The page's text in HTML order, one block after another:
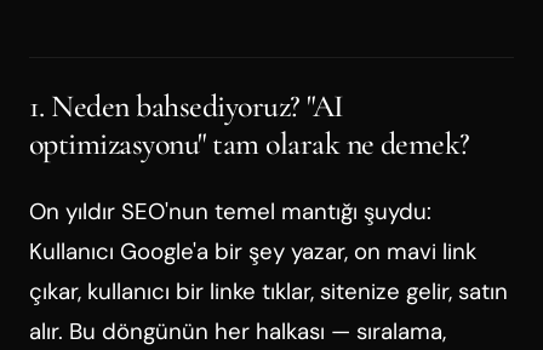
1. Neden bahsediyoruz? "AI
optimizasyonu" tam olarak ne demek?
On yıldır SEO'nun temel mantığı şuydu:
Kullanıcı Google'a bir şey yazar, on mavi link
çıkar, kullanıcı bir linke tıklar, sitenize gelir, satın
alır. Bu döngünün her halkası — sıralama,